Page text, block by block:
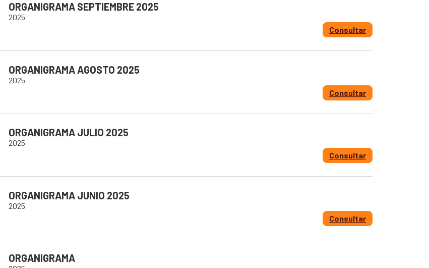
ORGANIGRAMA SEPTIEMBRE 2025
2025
Consultar
ORGANIGRAMA AGOSTO 2025
2025
Consultar
ORGANIGRAMA JULIO 2025
2025
Consultar
ORGANIGRAMA JUNIO 2025
2025
Consultar
ORGANIGRAMA